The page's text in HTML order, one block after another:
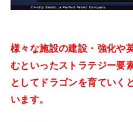
様々な施設の建設・強化や
むといったストラテジー要
としてドラゴンを育ていく
います。